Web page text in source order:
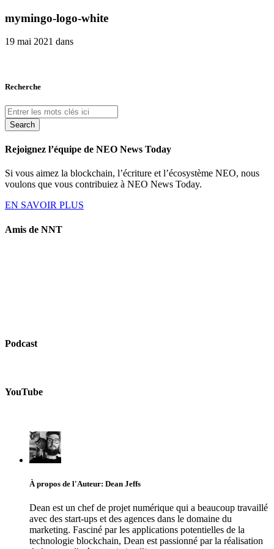
mymingo-logo-white
19 mai 2021 dans
Recherche
Search
Rejoignez l’équipe de NEO News Today
Si vous aimez la blockchain, l’écriture et l’écosystème NEO, nous
voulons que vous contribuiez à NEO News Today.
EN SAVOIR PLUS
Amis de NNT
Podcast
YouTube
À propos de l'Auteur: Dean Jeffs
Dean est un chef de projet numérique qui a beaucoup travaillé
avec des start-ups et des agences dans le domaine du
marketing. Fasciné par les applications potentielles de la
technologie blockchain, Dean est passionné par la réalisation